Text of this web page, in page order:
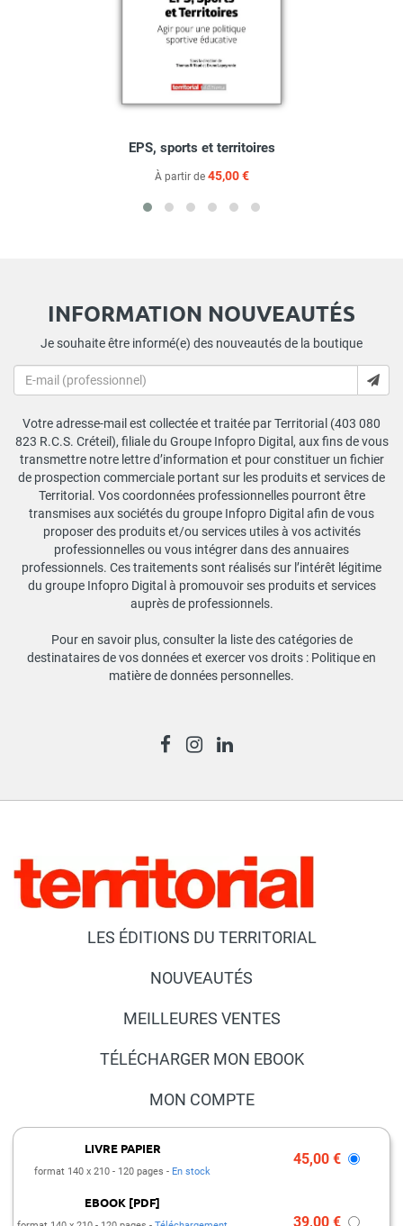
LIVRE PAPIER
format 140 x 210 120 pages En stock
45,00 €
EBOOK [PDF]
39,00 €
EPS, sports et territoires
À partir de 45,00 €
INFORMATION NOUVEAUTÉS
Je souhaite être informé(e) des nouveautés de la boutique
Votre adresse-mail est collectée et traitée par Territorial (403 080
823 R.C.S. Créteil), filiale du Groupe Infopro Digital, aux fins de vous
transmettre notre lettre d’information et pour constituer un fichier
de prospection commerciale portant sur les produits et services de
Territorial. Vos coordonnées professionnelles pourront être
transmises aux sociétés du groupe Infopro Digital afin de vous
proposer des produits et/ou services utiles à vos activités
professionnelles ou vous intégrer dans des annuaires
professionnels. Ces traitements sont réalisés sur l’intérêt légitime
du groupe Infopro Digital à promouvoir ses produits et services
auprès de professionnels.
Pour en savoir plus, consulter la liste des catégories de
destinataires de vos données et exercer vos droits : Politique en
matière de données personnelles.
LES ÉDITIONS DU TERRITORIAL
NOUVEAUTÉS
MEILLEURES VENTES
TÉLÉCHARGER MON EBOOK
MON COMPTE
FAQ
PRESSE ET PARTENARIATS